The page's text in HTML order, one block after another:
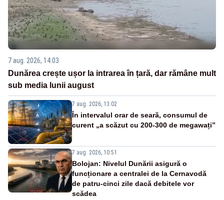
7 aug. 2026, 14:03
Dunărea crește ușor la intrarea în țară, dar rămâne mult
sub media lunii august
7 aug. 2026, 13:02
În intervalul orar de seară, consumul de
curent „a scăzut cu 200-300 de megawați”
7 aug. 2026, 10:51
Bolojan: Nivelul Dunării asigură o
funcționare a centralei de la Cernavodă
de patru-cinci zile dacă debitele vor
scădea